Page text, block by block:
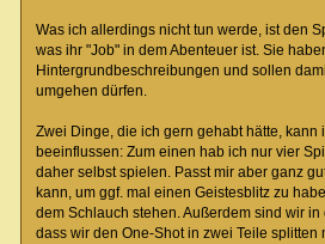
Was ich allerdings nicht tun werde, ist den
was ihr "Job" in dem Abenteuer ist. Sie
Hintergrundbeschreibungen und sollen
umgehen dürfen.
Zwei Dinge, die ich gern gehabt hätte, kann
beeinflussen: Zum einen hab ich nur vier
daher selbst spielen. Passt mir aber ganz
kann, um ggf. mal einen Geistesblitz zu
dem Schlauch stehen. Außerdem sind wir
dass wir den One-Shot in zwei Teile splitten